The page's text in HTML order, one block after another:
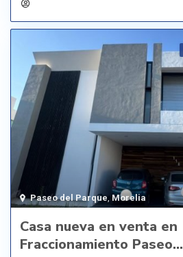
Paseo del Parque, Morelia
Casa nueva en venta en
Fraccionamiento Paseo...